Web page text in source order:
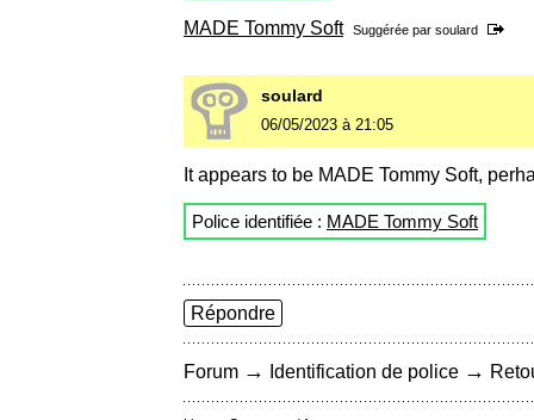
MADE Tommy Soft Suggérée par soulard
soulard
06/05/2023 à 21:05
It appears to be MADE Tommy Soft,
Police identifiée : MADE Tommy Soft
Répondre
Forum → Identification de police →